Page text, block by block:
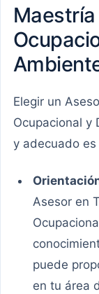
Elegir un
Ocupacional y
y adecuado
Asesor en
puede
en tu área